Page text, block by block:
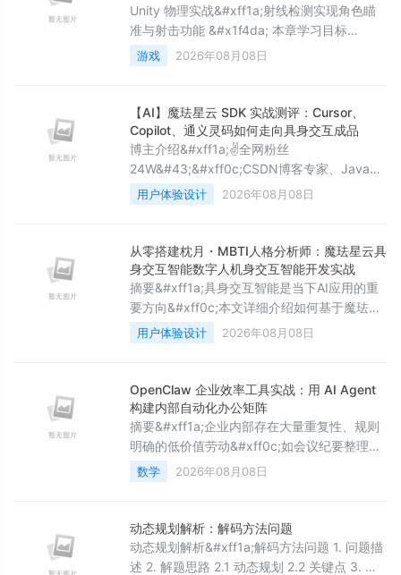
结果第一步就被卡住&#xff
Unity 物理实战&#xff1a;射线检测实现角色瞄
准与射击功能 &#x1f4da; 本章学习目标
&#xff1a;深入理解射线检测实现角色瞄准与射
击功能的核心概念与实践方法&#xff0c;掌握关
实践。本文属于《Unity工程师成长之路教程》
Unity 物理系统进阶篇&#xff08;第七篇
&#xff09;。 在上一章&#xff0c;我们学习了&#3
游戏 2026年08月08日
【AI】魔珐星云 SDK 实战测评：Cursor、
Copilot、通义灵码如何走向具身交互成品
博主介绍&#xff1a;✌全网粉丝
24W&#43;&#xff0c;CSDN博客专家、Java领
域优质创作者&#xff0c;掘金/华为云/阿里
云/InfoQ等平台优质作者、专注于Java技术领
SpringCloud、Vue、SSM、HTML、
Nodejs、Python、MySQL、PostgreSQL、
大数据、物联网、机器学习等设计与开发
用户体验设计 2026年08月08日
从零搭建枕月・MBTI人格分析师：魔珐星云具
身交互智能数字人机身交互智能开发实战
摘要&#xff1a;具身交互智能是当下AI应用的重
要方向&#xff0c;本文详细介绍如何基于魔珐星
云XmovAvatar SDK的参数流架构&#xff0c;使
用Qoder AI编程工具从零搭建一个面向MBTI性
月・MBTI人格类型分析师。文章涵盖环境搭
建、SDK配置、LLM大模型对接、ASR语音识
别集成等完整开发流程&#xff0c;并深入解析流
式对话、首句即
用户体验设计 2026年08月08日
OpenClaw 企业效率工具实战：用 AI Agent
构建内部自动化办公矩阵
摘要&#xff1a;企业内部存在大量重复性、规则
明确的低价值劳动&#xff0c;如会议纪要整理、
周报撰写、知识库查询和审批流转。本文以
OpenClaw AI Agent 平台为核心&#xff0c;系统
文章覆盖会议纪要、周报汇总、知识库 RAG、
审批自动化、数据看板五大核心场景&#xff0c;
每个场景均给出架构设计、精简代码实现和落
数学 2026年08月08日
动态规划解析：解码方法问题
动态规划解析&#xff1a;解码方法问题 1. 问题描
述 2. 解题思路 2.1 动态规划 2.2 关键点 3. 代